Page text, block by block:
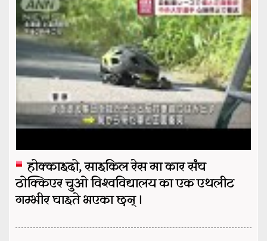
होक्काइदो, साइकिल रेस मा कार संघ
ठोक्किएर चुओ विश्वविद्यालय का एक एथलीट
गम्भीर घाइते भएका छन् ।